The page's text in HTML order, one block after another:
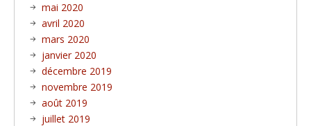
mai 2020
avril 2020
mars 2020
janvier 2020
décembre 2019
novembre 2019
août 2019
juillet 2019